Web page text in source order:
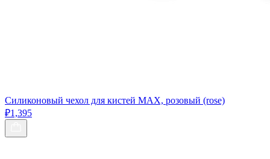
Силиконовый чехол для кистей МАХ, розовый (rose)
₽1,395